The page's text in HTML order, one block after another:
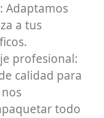
Adaptamos
a tus
profesional:
calidad para
todo